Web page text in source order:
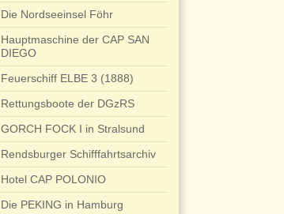
Die Nordseeinsel Föhr
Hauptmaschine der CAP SAN
DIEGO
Feuerschiff ELBE 3 (1888)
Rettungsboote der DGzRS
GORCH FOCK I in Stralsund
Rendsburger Schifffahrtsarchiv
Hotel CAP POLONIO
Die PEKING in Hamburg